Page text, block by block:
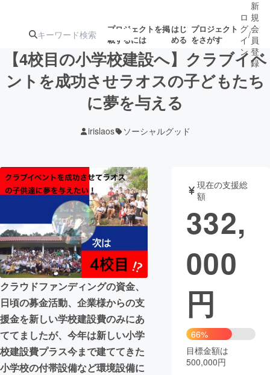
プロジェクトを掲
載するには
はじ
める
プロジェクト
をさがす
注目の新着プロ募集終了が近いプ
テクノロジー・ガジェット
映像・映画 書籍・雑誌
ビジネス・起業 チャレンジ
まちづくり・地域活性化
CAMPFIRE for Social Good
CAMPFIRE Creation
CAMPFIREふるさと納税machi-ya コミュニティ
ロ
グ
イ
ン
/
新
規
会
員
登
録
【4校目の小学校建設へ】クラブイベ
ントを成功させラオスの子どもたち
に夢を与える
irislaos ソーシャルグッド
クラウドファンディングの資金、
日頃の募金活動、企業様からの支
援金を新しい学校建設費のみにあ
ててましたが、今年は新しい小学
校建設費プラス今まで建ててきた
小学校の付帯設備など環境設備に
現在の支援総
額
332,
000
円
66%
目標金額は
500,000円